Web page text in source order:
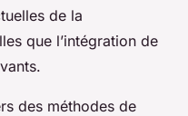
de la
que l’intégration de
des méthodes de